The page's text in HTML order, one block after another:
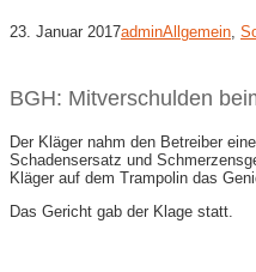
23. Januar 2017adminAllgemein
BGH: Mitverschulden
Der Kläger nahm den Betreiber
Schadensersatz und
Kläger auf dem Trampolin das
Das Gericht gab der Klage statt.